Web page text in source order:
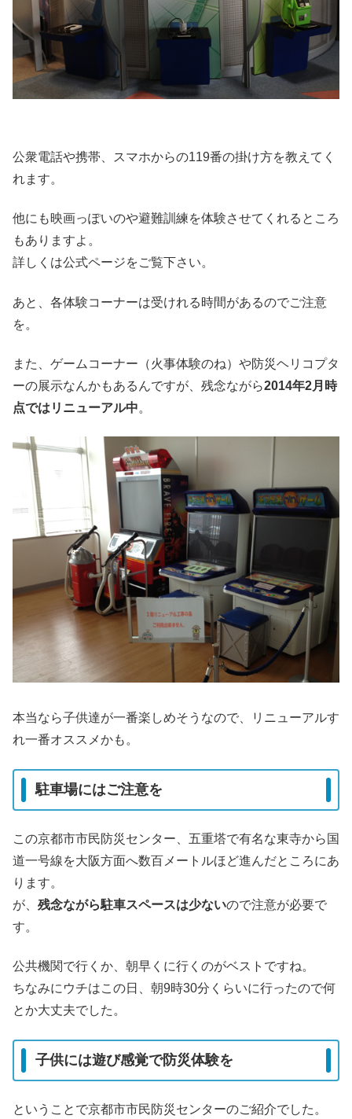
公衆電話や携帯、スマホからの119番の掛け方を教えてく
れます。
他にも映画っぽいのや避難訓練を体験させてくれるところ
もありますよ。
詳しくは公式ページをご覧下さい。
あと、各体験コーナーは受けれる時間があるのでご注意
を。
また、ゲームコーナー（火事体験のね）や防災ヘリコプタ
ーの展示なんかもあるんですが、残念ながら2014年2月時
点ではリニューアル中。
本当なら子供達が一番楽しめそうなので、リニューアルす
れ一番オススメかも。
駐車場にはご注意を
この京都市市民防災センター、五重塔で有名な東寺から国
道一号線を大阪方面へ数百メートルほど進んだところにあ
ります。
が、 残念ながら駐車スペースは少ないので注意が必要で
す。
公共機関で行くか、朝早くに行くのがベストですね。
ちなみにウチはこの日、朝9時30分くらいに行ったので何
とか大丈夫でした。
子供には遊び感覚で防災体験を
ということで京都市市民防災センターのご紹介でした。